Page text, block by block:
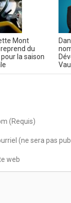
Mont
du
la saison
(Requis)
(ne sera pas
web